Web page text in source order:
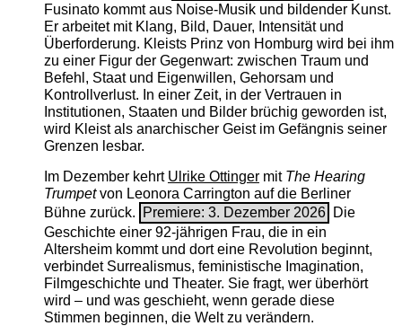
Fusinato kommt aus Noise-Musik und bildender Kunst.
Er arbeitet mit Klang, Bild, Dauer, Intensität und
Überforderung. Kleists Prinz von Homburg wird bei ihm
zu einer Figur der Gegenwart: zwischen Traum und
Befehl, Staat und Eigenwillen, Gehorsam und
Kontrollverlust. In einer Zeit, in der Vertrauen in
Institutionen, Staaten und Bilder brüchig geworden ist,
wird Kleist als anarchischer Geist im Gefängnis seiner
Grenzen lesbar.
Im Dezember kehrt Ulrike Ottingermit The ­Hearing
Trumpetvon Leonora Carrington auf die Berliner
Bühne zurück.
Premiere: 3. Dezember 2026 Die
Geschichte einer 92-jährigen Frau, die in ein
Altersheim kommt und dort eine Revolution beginnt,
verbindet Surrealismus, feministische Imagination,
Filmgeschichte und Theater. Sie fragt, wer überhört
wird – und was geschieht, wenn gerade diese
Stimmen beginnen, die Welt zu verändern.